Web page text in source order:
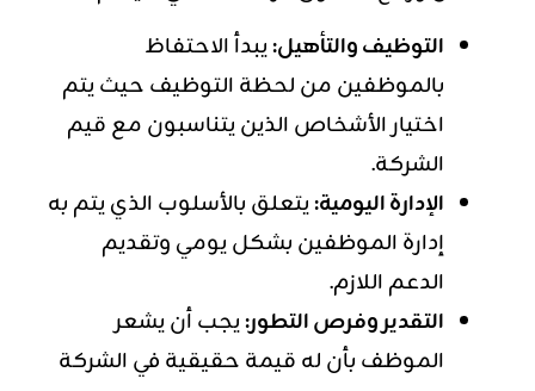
التوظيف والتأهيل:يبدأ الاحتفاظ
بالموظفين من لحظة التوظيف حيث يتم
اختيار الأشخاص الذين يتناسبون مع قيم
الشركة.
الإدارة اليومية:يتعلق بالأسلوب الذي يتم به
إدارة الموظفين بشكل يومي وتقديم
الدعم اللازم.
التقدير وفرص التطور:يجب أن يشعر
الموظف بأن له قيمة حقيقية في الشركة